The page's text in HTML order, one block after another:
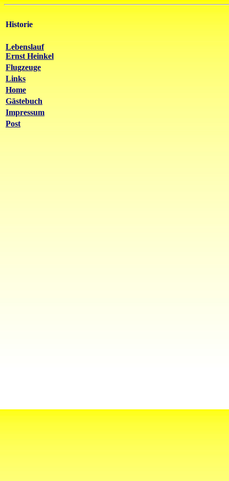
Historie
Lebenslauf
Ernst Heinkel
Flugzeuge
Links
Home
Gästebuch
Impressum
Post